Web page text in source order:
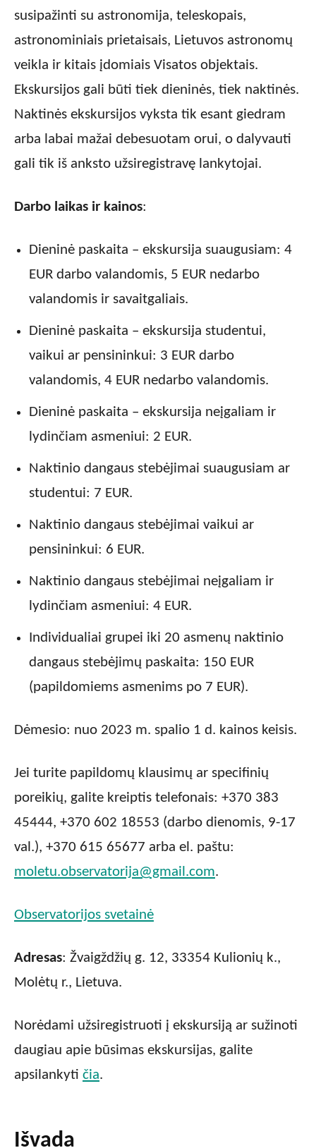
susipažinti su astronomija, teleskopais,
astronominiais prietaisais, Lietuvos astronomų
veikla ir kitais įdomiais Visatos objektais.
Ekskursijos gali būti tiek dieninės, tiek naktinės.
Naktinės ekskursijos vyksta tik esant giedram
arba labai mažai debesuotam orui, o dalyvauti
gali tik iš anksto užsiregistravę lankytojai.
Darbo laikas ir kainos:
Dieninė paskaita – ekskursija suaugusiam: 4
EUR darbo valandomis, 5 EUR nedarbo
valandomis ir savaitgaliais.
Dieninė paskaita – ekskursija studentui,
vaikui ar pensininkui: 3 EUR darbo
valandomis, 4 EUR nedarbo valandomis.
Dieninė paskaita – ekskursija neįgaliam ir
lydinčiam asmeniui: 2 EUR.
Naktinio dangaus stebėjimai suaugusiam ar
studentui: 7 EUR.
Naktinio dangaus stebėjimai vaikui ar
pensininkui: 6 EUR.
Naktinio dangaus stebėjimai neįgaliam ir
lydinčiam asmeniui: 4 EUR.
Individualiai grupei iki 20 asmenų naktinio
dangaus stebėjimų paskaita: 150 EUR
(papildomiems asmenims po 7 EUR).
Dėmesio: nuo 2023 m. spalio 1 d. kainos keisis.
Jei turite papildomų klausimų ar specifinių
poreikių, galite kreiptis telefonais: +370 383
45444, +370 602 18553 (darbo dienomis, 9-17
val.), +370 615 65677 arba el. paštu:
moletu.observatorija@gmail.com.
Observatorijos svetainė
Adresas: Žvaigždžių g. 12, 33354 Kulionių k.,
Molėtų r., Lietuva.
Norėdami užsiregistruoti į ekskursiją ar sužinoti
daugiau apie būsimas ekskursijas, galite
apsilankyti čia.
Išvada